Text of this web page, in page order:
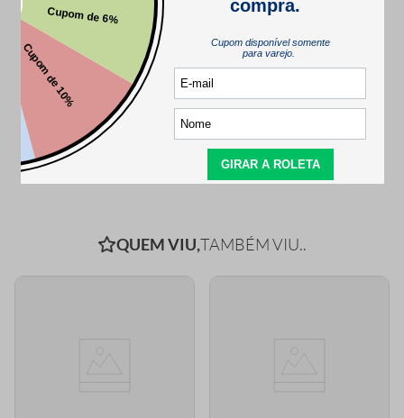
Este produto ainda não tem perguntas
SEJA O PRIMEIRO A PERGUNTAR
QUEM VIU,TAMBÉM VIU..